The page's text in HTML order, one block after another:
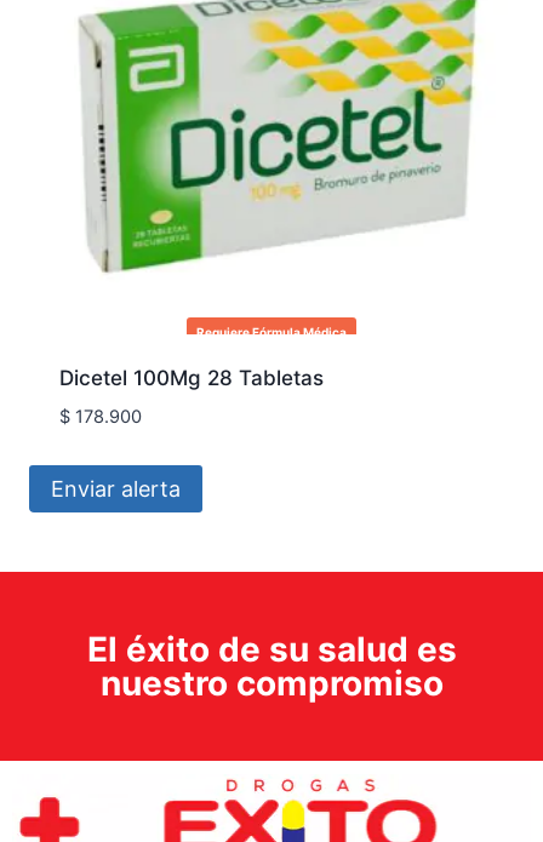
Requiere Fórmula Médica
Dicetel 100Mg 28 Tabletas
$178.900
Enviar alerta
El éxito de su salud es
nuestro compromiso